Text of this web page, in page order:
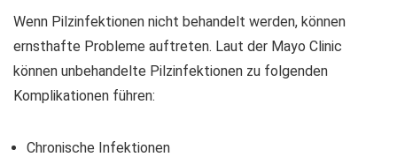
Wenn Pilzinfektionen nicht behandelt werden, können
ernsthafte Probleme auftreten. Laut der Mayo Clinic
können unbehandelte Pilzinfektionen zu folgenden
Komplikationen führen:
Chronische Infektionen